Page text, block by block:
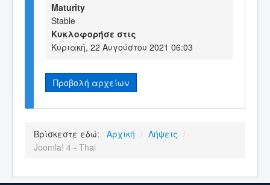
Maturity
Stable
Κυκλοφορήσε στις
Κυριακή, 22 Αυγούστου 2021 06:03
Προβολή αρχείων
Βρίσκεστε εδώ: Αρχική / Λήψεις /
Joomla! 4 - Thai